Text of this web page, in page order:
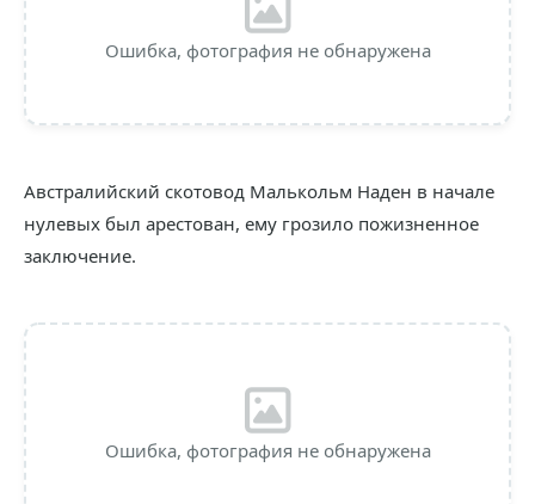
Ошибка, фотография не обнаружена
Австралийский скотовод Малькольм Наден в начале
нулевых был арестован, ему грозило пожизненное
заключение.
Ошибка, фотография не обнаружена